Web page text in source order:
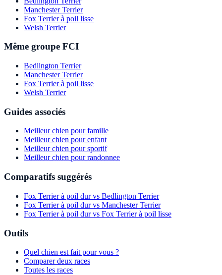
Manchester Terrier
Fox Terrier à poil lisse
Welsh Terrier
Même groupe FCI
Bedlington Terrier
Manchester Terrier
Fox Terrier à poil lisse
Welsh Terrier
Guides associés
Meilleur chien pour famille
Meilleur chien pour enfant
Meilleur chien pour sportif
Meilleur chien pour randonnee
Comparatifs suggérés
Fox Terrier à poil dur vs Bedlington Terrier
Fox Terrier à poil dur vs Manchester Terrier
Fox Terrier à poil dur vs Fox Terrier à poil lisse
Outils
Quel chien est fait pour vous ?
Comparer deux races
Toutes les races